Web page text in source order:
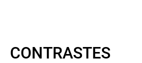
CONTRASTES